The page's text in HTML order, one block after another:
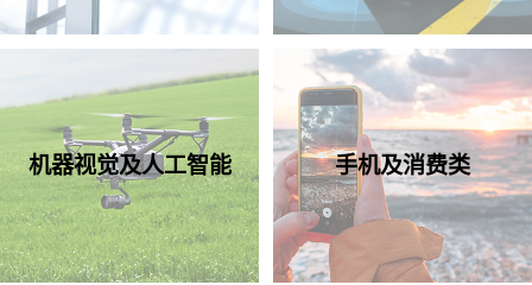
机器视觉及人工智能 手机及消费类